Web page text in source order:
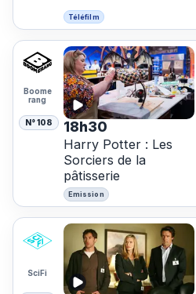
Téléfilm
Boome
rang
N° 108 18h30
Harry Potter : Les
Sorciers de la
pâtisserie
Emission
SciFi